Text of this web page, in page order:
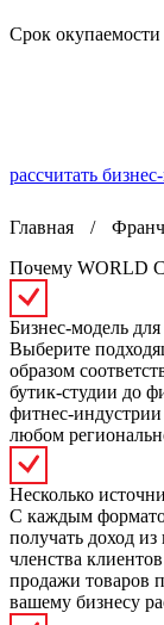
Срок окупаемости
рассчитать
Главная /
Почему WORLD
Бизнес-модель
Выберите
образом
бутик-студии до
фитнес-
любом
Несколько
С каждым
получать доход
членства
продажи товаров
вашему бизнесу